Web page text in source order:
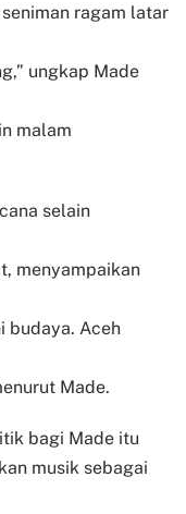
ragam latar
ungkap Made
malam
selain
menyampaikan
budaya. Aceh
Made.
bagi Made itu
musik sebagai